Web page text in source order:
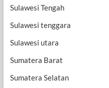
Sulawesi Tengah
Sulawesi tenggara
Sulawesi utara
Sumatera Barat
Sumatera Selatan